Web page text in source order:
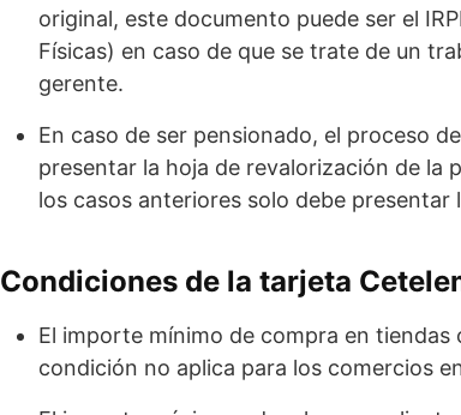
original, este documento puede ser el
Físicas) en caso de que se trate de un
gerente.
En caso de ser pensionado, el proceso
presentar la hoja de revalorización de la
los casos anteriores solo debe
Condiciones de la tarjeta
El importe mínimo de compra en
condición no aplica para los comercios